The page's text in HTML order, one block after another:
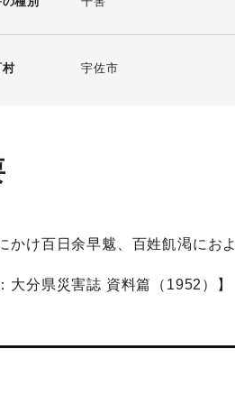
村 宇佐市
かけ百日余早魃、百姓飢渇にお
大分県災害誌 資料篇（1952）】